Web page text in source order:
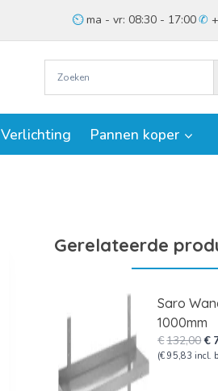
ma - vr: 08:30 - 17:00
Verlichting Pannen koper
Gerelateerde
Saro
1000mm
€132,00 €
(€ 95,83 incl.